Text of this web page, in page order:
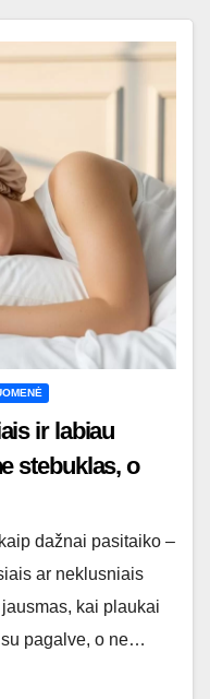
ir labiau
stebuklas, o
dažnai pasitaiko –
ar neklusniais
kai plaukai
pagalve, o ne…